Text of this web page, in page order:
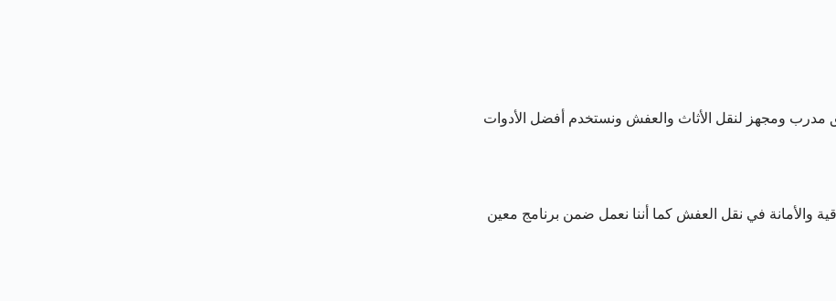
ومجهز لنقل الأثاث والعفش ونستخدم أفضل الأدوات
والأمانة في نقل العفش كما أننا نعمل ضمن برنامج معين